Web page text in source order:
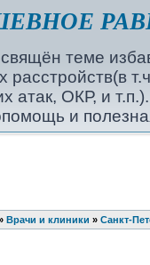
теме
расстройств(в
атак, ОКР, и
и
Врачи и клиники » Санкт-